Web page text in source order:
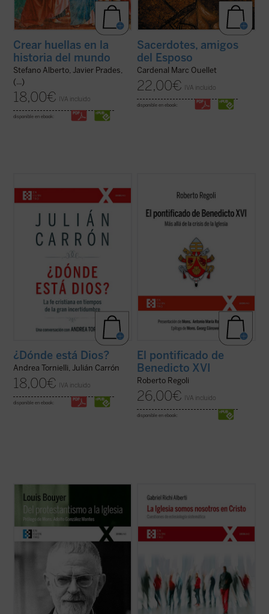
Crear huellas en la
historia del mundo
Stefano Alberto, Javier Prades,
(...)
18,00€ IVA incluido
disponible en ebook:
Sacerdotes, amigos
del Esposo
Cardenal Marc Ouellet
22,00€ IVA incluido
disponible en ebook:
vaticanista Andrea Tornielli, Julián Carrón -
-responsable de Comunión y Liberación
y otras muchas cuestiones sobre el núcleo
(ver ficha)
¿Dónde está Dios?
Andrea Tornielli, Julián Carrón
18,00€ IVA incluido
disponible en ebook:
amplia mirada de conjunto sólidamente
Ratzinger como papa, a la vez que señala
algunas claves interpretativas que ...(ver
El pontificado de
Benedicto XVI
Roberto Regoli
26,00€ IVA incluido
disponible en ebook:
A lo largo de estas páginas, el autor expone
detalladamente, y con la cordialidad y
respeto de quien lo conoce desde dentro,
los principios teológicos del
positivas protestantes
sola gratia, soli ...
(ver ficha)
una reflexión crítica y sistemática sobre la
Iglesia, el pueblo de los fieles cristianos,
realidad visible y tangible para el hombre
ella, se puede ...